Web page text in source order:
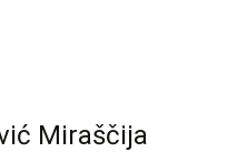
Miraščija